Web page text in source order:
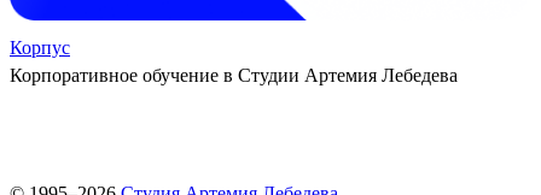
Корпус
Корпоративное обучение в Студии Артемия Лебедева